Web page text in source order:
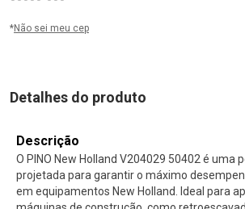
*Não sei meu cep
Detalhes do produto
Descrição
O PINO New Holland V204029 50402 é uma
projetada para garantir o máximo
em equipamentos New Holland. Ideal para